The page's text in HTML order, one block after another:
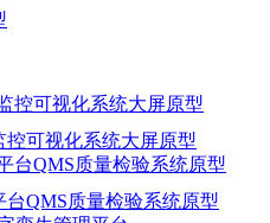
控可视化系统大屏原型
台QMS质量检验系统原型